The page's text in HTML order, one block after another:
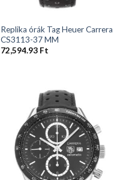
Replika órák Tag Heuer Carrera
CS3113-37 MM
72,594.93 Ft